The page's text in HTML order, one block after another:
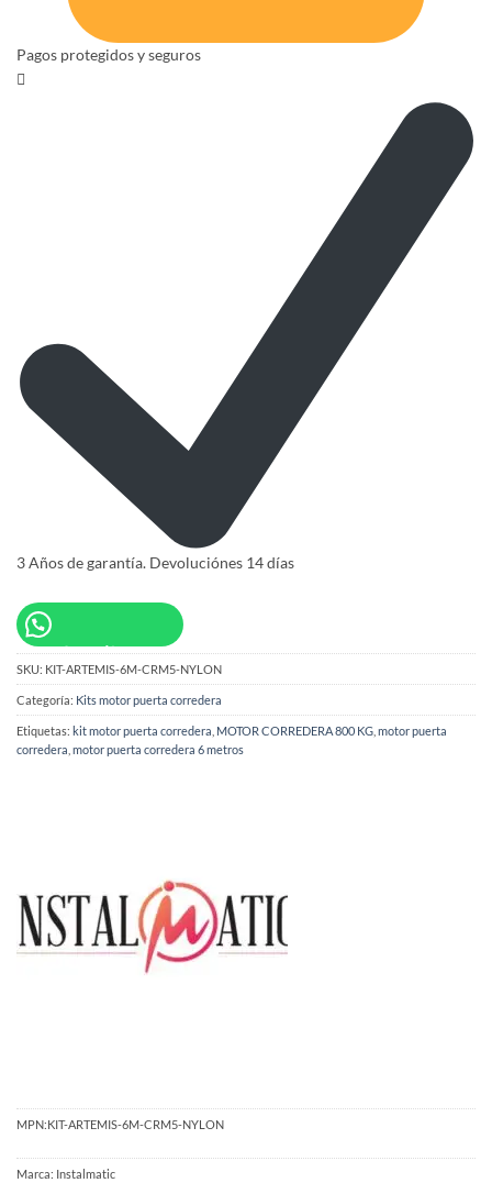
Pagos protegidos y seguros
3 Años de garantía. Devoluciónes 14 días
Consúltanos
SKU: KIT-ARTEMIS-6M-CRM5-NYLON
Categoría: Kits motor puerta corredera
Etiquetas: kit motor puerta corredera MOTOR CORREDERA 800 KG motor puerta
corredera motor puerta corredera 6 metros
MPN:KIT-ARTEMIS-6M-CRM5-NYLON
Marca: Instalmatic